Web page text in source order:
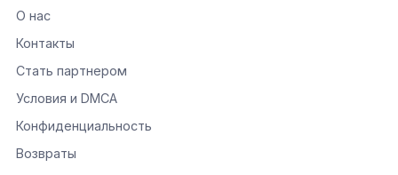
О нас
Контакты
Стать партнером
Условия и DMCA
Конфиденциальность
Возвраты